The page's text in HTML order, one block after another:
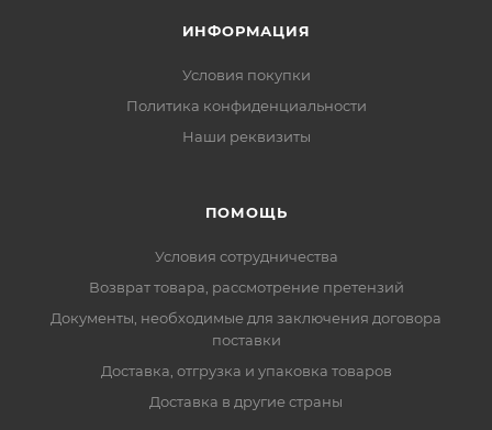
ИНФОРМАЦИЯ
Условия покупки
Политика конфиденциальности
Наши реквизиты
ПОМОЩЬ
Условия сотрудничества
Возврат товара, рассмотрение претензий
Документы, необходимые для заключения договора
поставки
Доставка, отгрузка и упаковка товаров
Доставка в другие страны